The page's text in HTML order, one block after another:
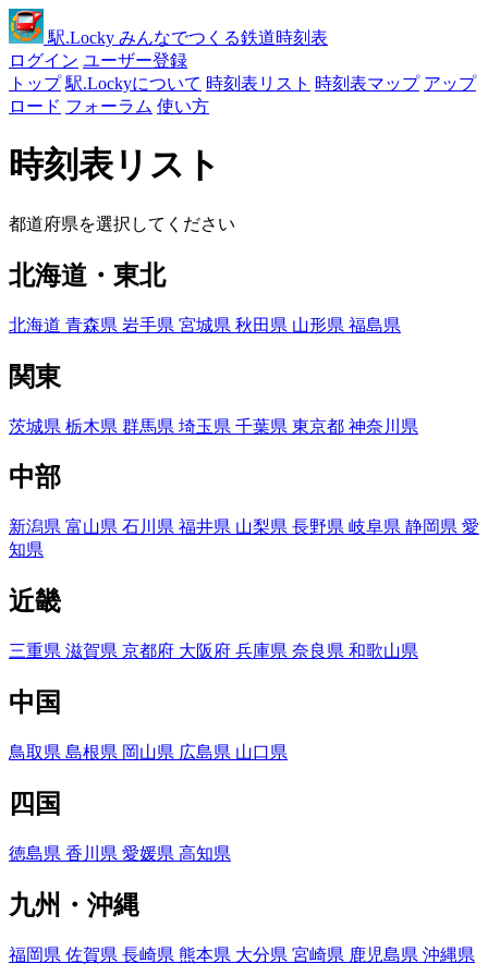
駅.Locky みんなでつくる鉄道時刻表
ログイン ユーザー登録
トップ 駅.Lockyについて 時刻表リスト 時刻表マップ アップ
ロード フォーラム 使い方
時刻表リスト
都道府県を選択してください
北海道・東北
北海道 青森県 岩手県 宮城県 秋田県 山形県 福島県
関東
茨城県 栃木県 群馬県 埼玉県 千葉県 東京都 神奈川県
中部
新潟県 富山県 石川県 福井県 山梨県 長野県 岐阜県 静岡県 愛
知県
近畿
三重県 滋賀県 京都府 大阪府 兵庫県 奈良県 和歌山県
中国
鳥取県 島根県 岡山県 広島県 山口県
四国
徳島県 香川県 愛媛県 高知県
九州・沖縄
福岡県 佐賀県 長崎県 熊本県 大分県 宮崎県 鹿児島県 沖縄県